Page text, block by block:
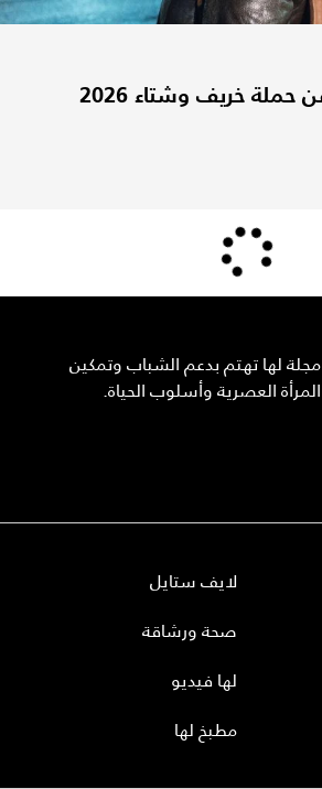
Miu Miu تكشف عن حملة خريف وشتاء 2026
مجلة لها تهتم بدعم الشباب وتمكين
المرأة العصرية وأسلوب الحياة.
لايف ستايل
صحة ورشاقة
لها فيديو
مطبخ لها